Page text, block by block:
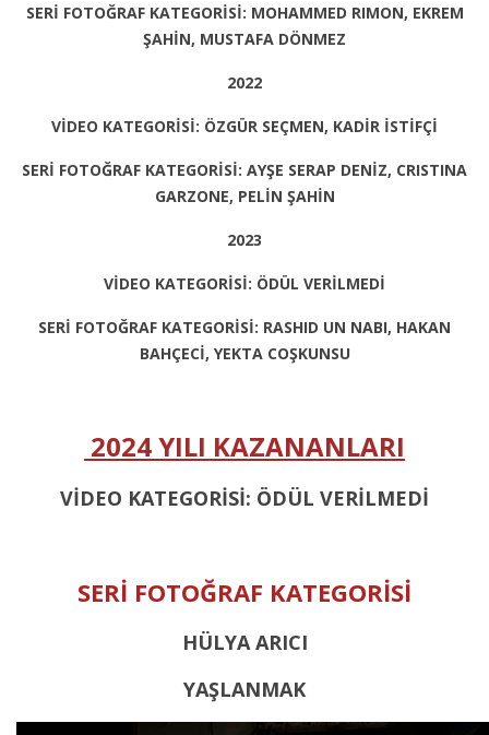
SERİ FOTOĞRAF KATEGORİSİ: MOHAMMED RIMON, EKREM
ŞAHİN, MUSTAFA DÖNMEZ
2022
VİDEO KATEGORİSİ: ÖZGÜR SEÇMEN, KADİR İSTİFÇİ
SERİ FOTOĞRAF KATEGORİSİ: AYŞE SERAP DENİZ, CRISTINA
GARZONE, PELİN ŞAHİN
2023
VİDEO KATEGORİSİ: ÖDÜL VERİLMEDİ
SERİ FOTOĞRAF KATEGORİSİ: RASHID UN NABI, HAKAN
BAHÇECİ, YEKTA COŞKUNSU
2024 YILI KAZANANLARI
VİDEO KATEGORİSİ: ÖDÜL VERİLMEDİ
SERİ FOTOĞRAF KATEGORİSİ
HÜLYA ARICI
YAŞLANMAK